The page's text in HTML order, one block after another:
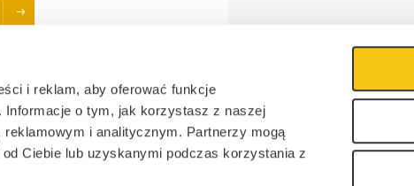
i reklam, aby oferować funkcje
Informacje o tym, jak korzystasz z naszej
i analitycznym. Partnerzy mogą
Ciebie lub uzyskanymi podczas korzystania z